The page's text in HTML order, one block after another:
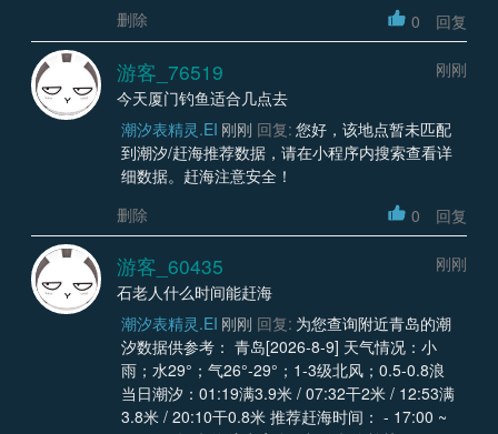
删除 0 回复
游客_76519
刚刚
今天厦门钓鱼适合几点去
潮汐表精灵.EI 刚刚 回复: 您好，该地点暂未匹配
到潮汐/赶海推荐数据，请在小程序内搜索查看详
细数据。赶海注意安全！
删除
0 回复
游客_60435
刚刚
石老人什么时间能赶海
潮汐表精灵.EI 刚刚 回复: 为您查询附近青岛的潮
汐数据供参考： 青岛[2026-8-9] 天气情况：小
雨；水29°；气26°-29°；1-3级北风；0.5-0.8浪
当日潮汐：01:19满3.9米 / 07:32干2米 / 12:53满
3.8米 / 20:10干0.8米 推荐赶海时间： - 17:00 ~